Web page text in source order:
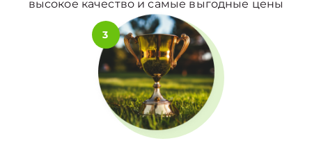
высокое качество и самые выгодные цены
3